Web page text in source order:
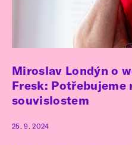
Miroslav Londýn o
Fresk: Potřebujeme
souvislostem
25. 9. 2024